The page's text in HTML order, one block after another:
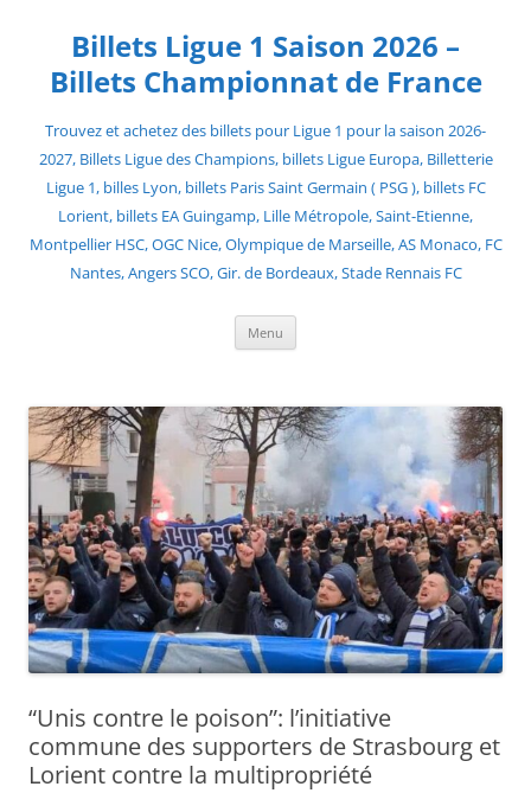
contentBillets Ligue 1 Saison 2026 –
Billets Championnat de France
Trouvez et achetez des billets pour Ligue 1 pour la saison 2026-
2027, Billets Ligue des Champions, billets Ligue Europa, Billetterie
Ligue 1, billes Lyon, billets Paris Saint Germain ( PSG ), billets FC
Lorient, billets EA Guingamp, Lille Métropole, Saint-Etienne,
Montpellier HSC, OGC Nice, Olympique de Marseille, AS Monaco, FC
Nantes, Angers SCO, Gir. de Bordeaux, Stade Rennais FC
Menu
“Unis contre le poison”: l’initiative
commune des supporters de Strasbourg et
Lorient contre la multipropriété